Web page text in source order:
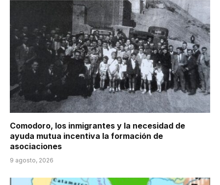
Comodoro, los inmigrantes y la necesidad de
ayuda mutua incentiva la formación de
asociaciones
9 agosto, 2026